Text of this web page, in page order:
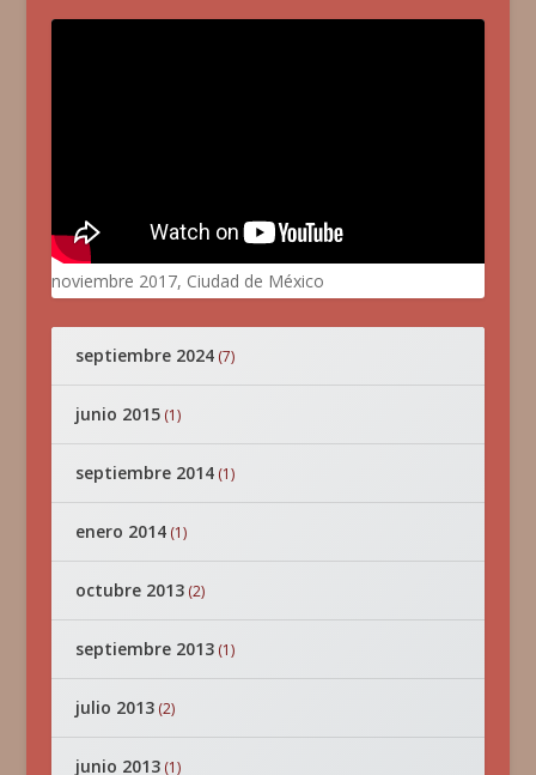
noviembre 2017, Ciudad de México
septiembre 2024(7)
junio 2015(1)
septiembre 2014(1)
enero 2014(1)
octubre 2013(2)
septiembre 2013(1)
julio 2013(2)
junio 2013(1)